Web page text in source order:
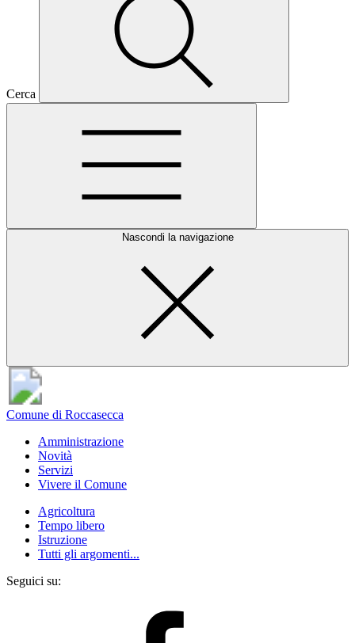
Cerca
Nascondi la navigazione
Comune di Roccasecca
Amministrazione
Novità
Servizi
Vivere il Comune
Agricoltura
Tempo libero
Istruzione
Tutti gli argomenti...
Seguici su: